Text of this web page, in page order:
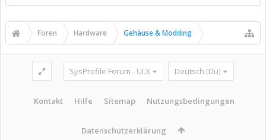
Foren Hardware Gehäuse & Modding
SysProfile Forum - UI.X Deutsch [Du]
Kontakt Hilfe Sitemap Nutzungsbedingungen
Datenschutzerklärung